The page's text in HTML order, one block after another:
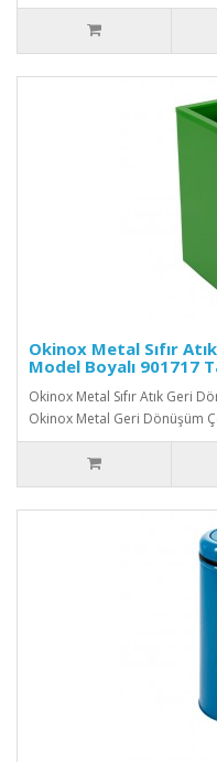
Okinox Metal Sıfır
Model Boyalı 901717
Okinox Metal Sıfır Atık Geri
Okinox Metal Geri Dönüşüm